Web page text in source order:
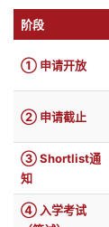
阶段
① 申请开放
② 申请截止
③ Shortlist通
知
④ 入学考试